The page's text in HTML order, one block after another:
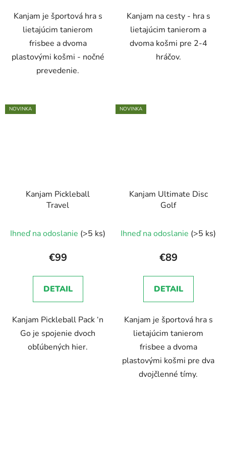
Kanjam je športová hra s
lietajúcim tanierom
frisbee a dvoma
plastovými košmi - nočné
prevedenie.
Kanjam na cesty - hra s
lietajúcim tanierom a
dvoma košmi pre 2-4
hráčov.
NOVINKA
Kanjam Pickleball
Travel
Ihneď na odoslanie (>5 ks)
€99
DETAIL
Kanjam Pickleball Pack ‘n
Go je spojenie dvoch
obľúbených hier.
NOVINKA
Kanjam Ultimate Disc
Golf
Ihneď na odoslanie (>5 ks)
€89
DETAIL
Kanjam je športová hra s
lietajúcim tanierom
frisbee a dvoma
plastovými košmi pre dva
dvojčlenné tímy.